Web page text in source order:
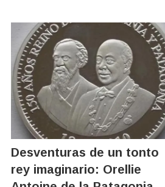
Desventuras de un tonto
rey imaginario: Orellie